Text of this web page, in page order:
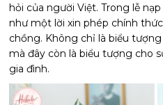
hỏi của người Việt. Trong lễ
như một lời xin phép chính
chồng. Không chỉ là biểu
mà đây còn là biểu tượng cho
gia đình.